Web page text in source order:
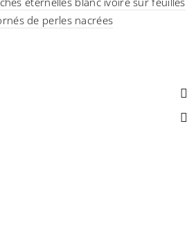
de perles nacrées